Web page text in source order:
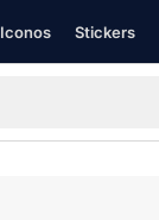
Iconos Stickers